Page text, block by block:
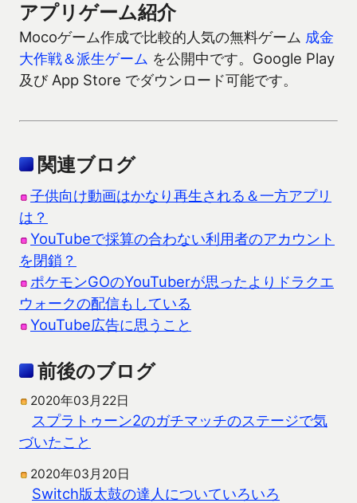
アプリゲーム紹介
Mocoゲーム作成で比較的人気の無料ゲーム 成金
大作戦＆派生ゲーム を公開中です。Google Play
及び App Store でダウンロード可能です。
関連ブログ
子供向け動画はかなり再生される＆一方アプリ
は？
YouTubeで採算の合わない利用者のアカウント
を閉鎖？
ポケモンGOのYouTuberが思ったよりドラクエ
ウォークの配信もしている
YouTube広告に思うこと
前後のブログ
2020年03月22日
スプラトゥーン2のガチマッチのステージで気
づいたこと
2020年03月20日
Switch版太鼓の達人についていろいろ